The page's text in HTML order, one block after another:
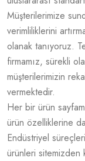
Müşterilerimize
verimliliklerini
olanak tanıyoruz.
firmamız, sürekli
müşterilerimizin
vermektedir.
Her bir ürün
ürün özelliklerine
Endüstriyel
ürünleri sitemizden